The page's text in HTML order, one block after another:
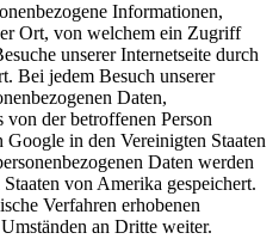
Informationen,
Ort, von welchem ein Zugriff
unserer Internetseite durch
Bei jedem Besuch unserer
Daten,
der betroffenen Person
Google in den Vereinigten Staaten
Daten werden
von Amerika gespeichert.
Verfahren erhobenen
an Dritte weiter.